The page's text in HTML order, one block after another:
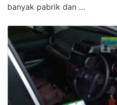
banyak pabrik dan …